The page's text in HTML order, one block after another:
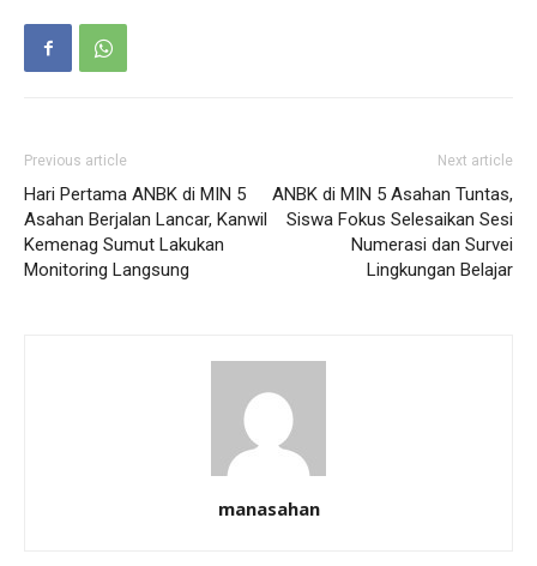
Previous article
Hari Pertama ANBK di MIN 5
Asahan Berjalan Lancar, Kanwil
Kemenag Sumut Lakukan
Monitoring Langsung
Next article
ANBK di MIN 5 Asahan Tuntas,
Siswa Fokus Selesaikan Sesi
Numerasi dan Survei
Lingkungan Belajar
manasahan